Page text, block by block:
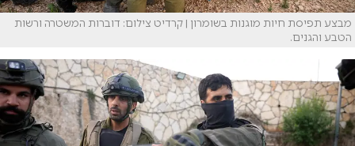
מבצע תפיסת חיות מוגנות בשומרון | קרדיט צילום: דוברות המשטרה ורשות
הטבע והגנים.